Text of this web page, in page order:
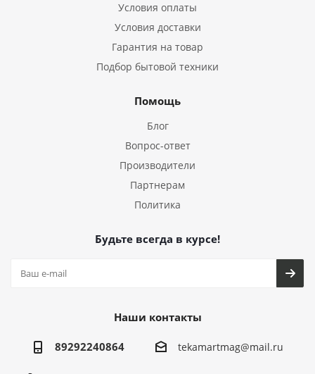
Условия оплаты
Условия доставки
Гарантия на товар
Подбор бытовой техники
Помощь
Блог
Вопрос-ответ
Производители
Партнерам
Политика
Будьте всегда в курсе!
Наши контакты
89292240864 tekamartmag@mail.ru